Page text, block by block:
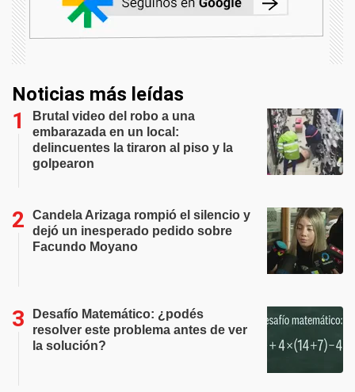
Noticias más leídas
Brutal video del robo a una
embarazada en un local:
delincuentes la tiraron al piso y la
golpearon
Candela Arizaga rompió el silencio y
dejó un inesperado pedido sobre
Facundo Moyano
Desafío Matemático: ¿podés
resolver este problema antes de ver
la solución?